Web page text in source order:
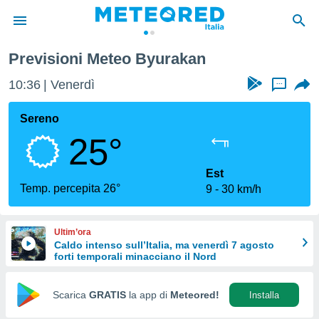
di
per
le
di
Web
Previsioni Meteo Byurakan
10:36 Venerdì ...
Sereno
25°
Temp. percepita 26°
Est
9
30 km/h
Ultim’ora
Caldo intenso sull’Italia, ma venerdì 7 agosto
forti temporali minacciano il Nord
Scarica GRATIS la app di Meteored! Installa